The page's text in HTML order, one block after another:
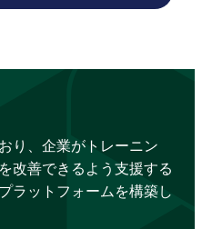
り、企業がトレーニン
改善できるよう支援する
ラットフォームを構築し